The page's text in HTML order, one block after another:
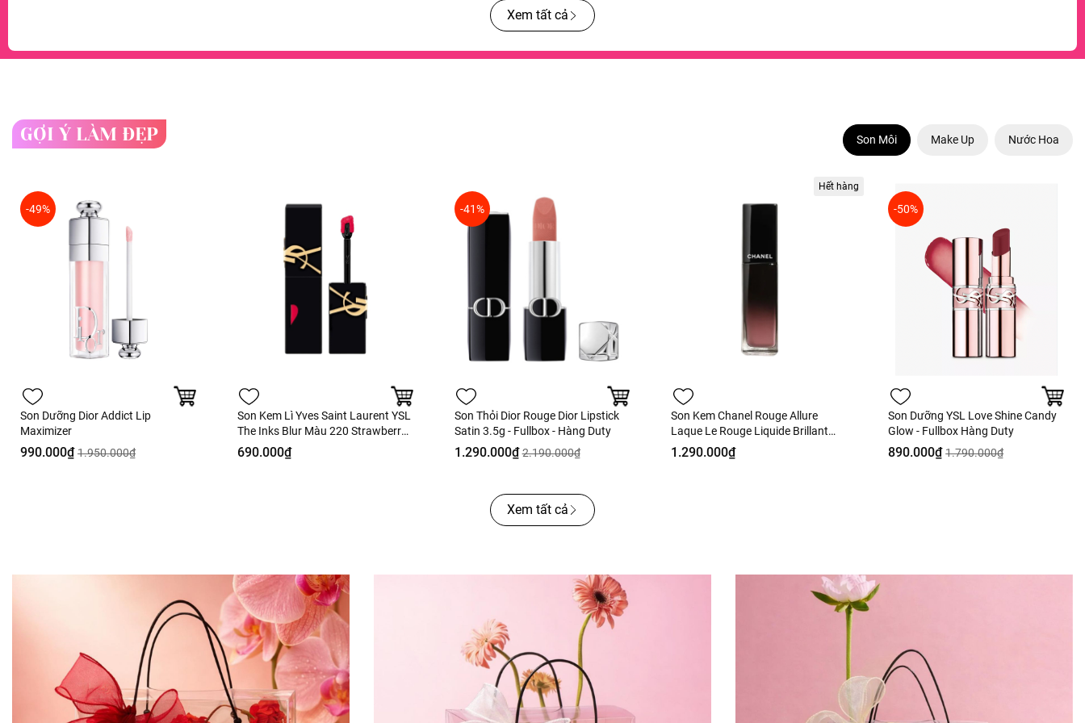
Xem tất cả
GỢI Ý LÀM ĐẸP Son Môi Make Up Nước Hoa
-49%
Son Dưỡng Dior Addict Lip
Maximizer
990.000₫ 1.950.000₫
Son Kem Lì Yves Saint Laurent YSL
The Inks Blur Màu 220 Strawberry
Thrill Hồng Dâu - 5.5ml - Fullbox
Hàng Duty
690.000₫
-41%
Son Thỏi Dior Rouge Dior Lipstick
Satin 3.5g - Fullbox - Hàng Duty
1.290.000₫ 2.190.000₫
Hết hàng
Son Kem Chanel Rouge Allure
Laque Le Rouge Liquide Brillant
Ultra Tenue - 63 Ultimate Màu
Hồng Khô Hàng Duty Fullbox
1.290.000₫
-50%
Son Dưỡng YSL Love Shine Candy
Glow - Fullbox Hàng Duty
890.000₫ 1.790.000₫
Xem tất cả